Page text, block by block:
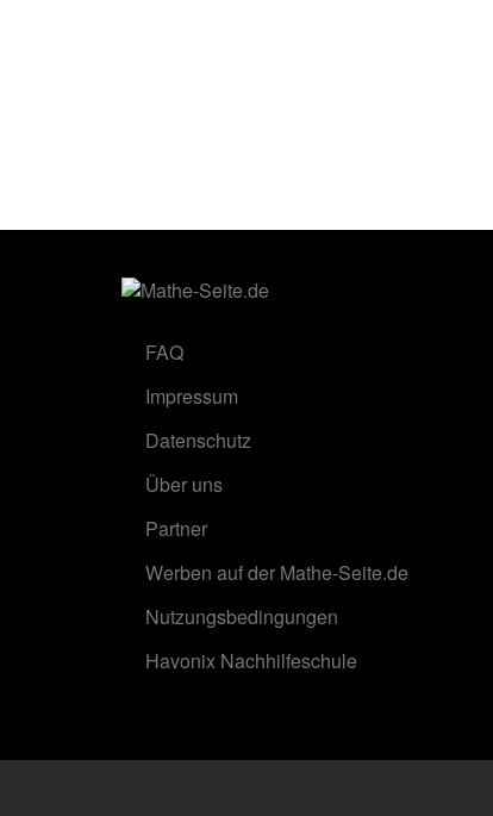
FAQ
Impressum
Datenschutz
Über uns
Partner
Werben auf der Mathe-Seite.de
Nutzungsbedingungen
Havonix Nachhilfeschule